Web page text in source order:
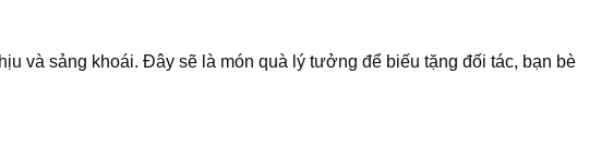
và sảng khoái. Đây sẽ là món quà lý tưởng để biếu tặng đối tác, bạn bè